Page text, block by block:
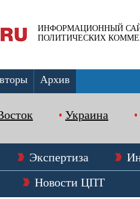
ИНФОРМАЦИОННЫЙ
ПОЛИТИЧЕСКИХ
Архив
Украина
Экспертиза
Новости ЦПТ